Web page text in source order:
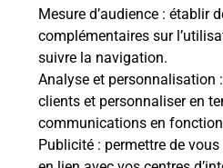
Mesure d’audience : établir
complémentaires sur
suivre la navigation.
Analyse et personnalisation
clients et personnaliser en
communications en
Publicité : permettre de
Prochaine collecte du
09h00
1 Rue Du Vieux Bourg
35150 Chanteloup
Itinéraire